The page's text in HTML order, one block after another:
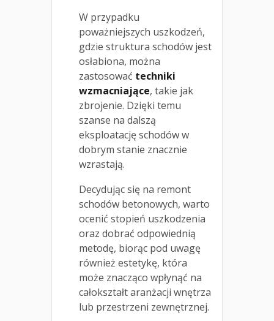
W przypadku
poważniejszych uszkodzeń,
gdzie struktura schodów jest
osłabiona, można
zastosować techniki
wzmacniające, takie jak
zbrojenie. Dzięki temu
szanse na dalszą
eksploatację schodów w
dobrym stanie znacznie
wzrastają.
Decydując się na remont
schodów betonowych, warto
ocenić stopień uszkodzenia
oraz dobrać odpowiednią
metodę, biorąc pod uwagę
również estetykę, która
może znacząco wpłynąć na
całokształt aranżacji wnętrza
lub przestrzeni zewnętrznej.